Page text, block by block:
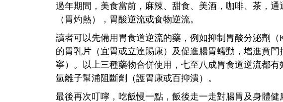
過年期間，美食當前，麻辣、甜食、美酒，咖啡、茶，
（胃灼熱），胃酸逆流或食物逆流。
讀者可以先備用胃食道逆流的藥，例如抑制胃酸分泌劑
的胃乳片（宜胃或立達賜康）及促進腸胃蠕動，增進賁
寧）。以上三種藥物合併使用，七至八成胃食道逆流都
氫離子幫浦阻斷劑（護胃康或百抑潰）。
最後再次叮嚀，吃飯慢一點，飯後走一走對腸胃及身體